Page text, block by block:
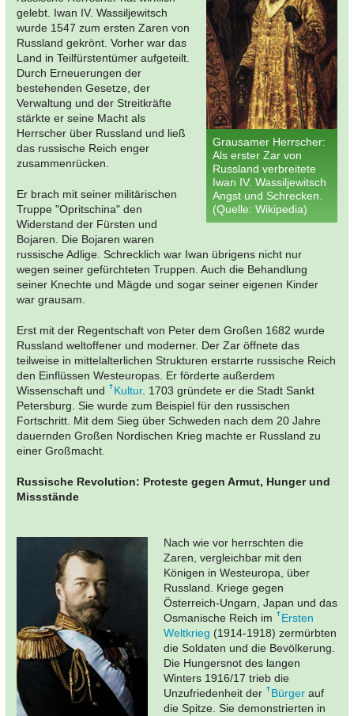
Grausamer Herrscher:
Als erster Zar von
Russland verbreitete
Iwan IV. Wassiljewitsch
Angst und Schrecken.
(Quelle: Wikipedia)
gelebt. Iwan IV. Wassiljewitsch
wurde 1547 zum ersten Zaren von
Russland gekrönt. Vorher war das
Land in Teilfürstentümer aufgeteilt.
Durch Erneuerungen der
bestehenden Gesetze, der
Verwaltung und der Streitkräfte
stärkte er seine Macht als
Herrscher über Russland und ließ
das russische Reich enger
zusammenrücken.
Er brach mit seiner militärischen
Truppe "Opritschina" den
Widerstand der Fürsten und
Bojaren. Die Bojaren waren
russische Adlige. Schrecklich war Iwan übrigens nicht nur
wegen seiner gefürchteten Truppen. Auch die Behandlung
seiner Knechte und Mägde und sogar seiner eigenen Kinder
war grausam.
Erst mit der Regentschaft von Peter dem Großen 1682 wurde
Russland weltoffener und moderner. Der Zar öffnete das
teilweise in mittelalterlichen Strukturen erstarrte russische Reich
den Einflüssen Westeuropas. Er förderte außerdem
Wissenschaft und
Kultur. 1703 gründete er die Stadt Sankt
Petersburg. Sie wurde zum Beispiel für den russischen
Fortschritt. Mit dem Sieg über Schweden nach dem 20 Jahre
dauernden Großen Nordischen Krieg machte er Russland zu
einer Großmacht.
Russische Revolution: Proteste gegen Armut, Hunger und
Missstände
Nach wie vor herrschten die
Zaren, vergleichbar mit den
Königen in Westeuropa, über
Russland. Kriege gegen
Österreich-Ungarn, Japan und das
Osmanische Reich im
Ersten
Weltkrieg (1914-1918) zermürbten
die Soldaten und die Bevölkerung.
Die Hungersnot des langen
Winters 1916/17 trieb die
Unzufriedenheit der
Bürger auf
die Spitze. Sie demonstrierten in